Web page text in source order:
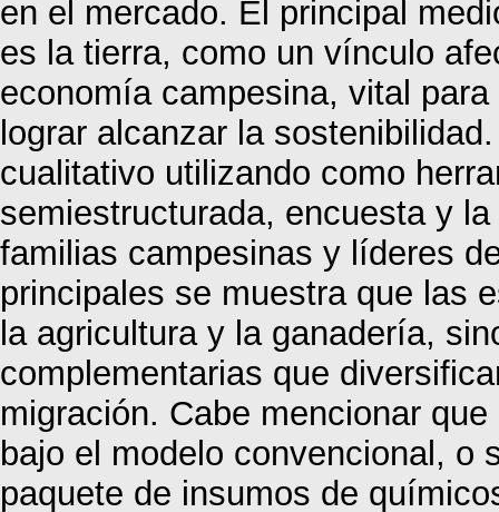
en el mercado. El principal
es la tierra, como un vínculo
economía campesina, vital
lograr alcanzar la
cualitativo utilizando como
semiestructurada, encuesta y
familias campesinas y líderes
principales se muestra que las
la agricultura y la ganadería,
complementarias que
migración. Cabe mencionar
bajo el modelo convencional, o
paquete de insumos de